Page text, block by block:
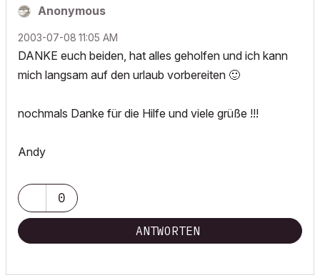
Anonymous
‎2003-07-08 11:05 AM
DANKE euch beiden, hat alles geholfen und ich kann
mich langsam auf den urlaub vorbereiten 🙂
nochmals Danke für die Hilfe und viele grüße !!!
Andy
0
ANTWORTEN